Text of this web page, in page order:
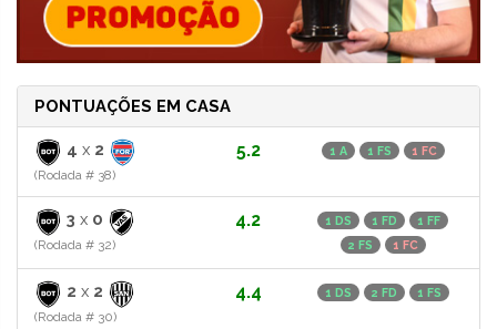
PONTUAÇÕES EM CASA
4 x 2
(Rodada # 38)
5.2 1 A 1 FS 1 FC
3 x 0
(Rodada # 32)
4.2 1 DS 1 FD
1 FF
2 FS
1 FC
2 x 2
(Rodada # 30)
4.4 1 DS 2 FD 1 FS